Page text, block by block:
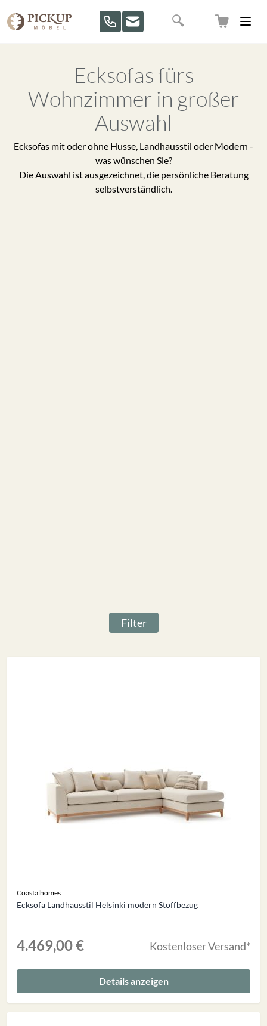
Suche
Ecksofas fürs
Wohnzimmer in großer
Auswahl
Ecksofas mit oder ohne Husse, Landhausstil oder Modern -
was wünschen Sie?
Die Auswahl ist ausgezeichnet, die persönliche Beratung
selbstverständlich.
Filter
Coastalhomes
Ecksofa Landhausstil Helsinki modern Stoffbezug
4.469,00 € Kostenloser Versand*
Details anzeigen